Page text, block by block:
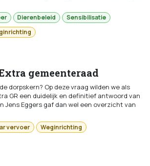
Dierenbeleid
Sensibilisatie
gemeenteraad
dorpskern? Op deze vraag wilden we als
GR een duidelijk en definitief antwoord van
Jens Eggers gaf dan wel een overzicht van
vervoer Weginrichting